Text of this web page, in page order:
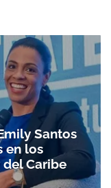
Santos
en los
Caribe